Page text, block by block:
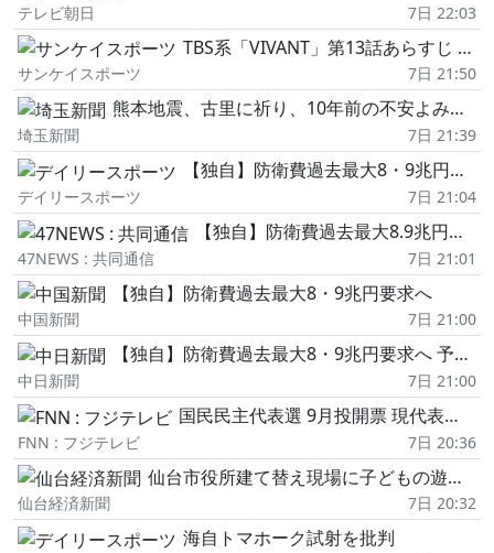
テレビ朝日 7日 22:03
TBS系「VIVANT」第13話あらすじ 序盤戦クライマックス 乃木(堺雅人)の前に現れた長野専務(小日向文世)の正体は…
サンケイスポーツ 7日 21:50
熊本地震、古里に祈り、10年前の不安よみがえる 「どうか命をつなぎ留めて」 久喜市危機管理監・宮本さん
埼玉新聞 7日 21:39
【独自】防衛費過去最大8・9兆円要求へ
デイリースポーツ 7日 21:04
【独自】防衛費過去最大8.9兆円要求へ 予算案で膨張、無人機・AI導入
47NEWS : 共同通信 7日 21:01
【独自】防衛費過去最大8・9兆円要求へ
中国新聞 7日 21:00
【独自】防衛費過去最大8・9兆円要求へ 予算案で膨張、無人機・AI導入
中日新聞 7日 21:00
国民民主代表選 9月投開票 現代表・玉木雄一郎氏と若手の橋本幹彦氏が一騎打ち
FNN : フジテレビ 7日 20:36
仙台市役所建て替え現場に子どもの遊び・学びの場 夏休みに平日開放日
仙台経済新聞 7日 20:32
海自トマホーク試射を批判